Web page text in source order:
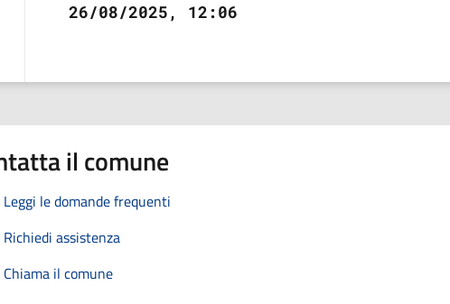
26/08/2025, 12:06
il comune
Leggi le domande frequenti
Richiedi assistenza
Chiama il comune